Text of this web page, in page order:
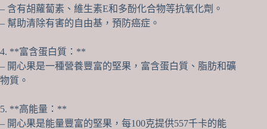
– 含有胡蘿蔔素、維生素E和多酚化合物等抗氧化劑。
– 幫助清除有害的自由基，預防癌症。
4. **富含蛋白質：**
– 開心果是一種營養豐富的堅果，富含蛋白質、脂肪和礦
物質。
5. **高能量：**
– 開心果是能量豐富的堅果，每100克提供557千卡的能